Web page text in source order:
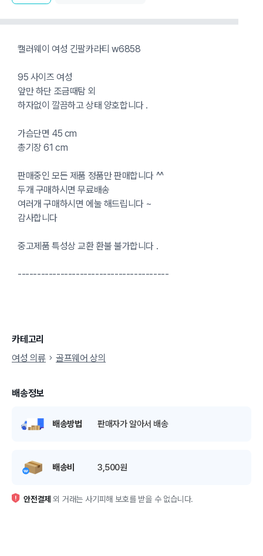
캘러웨이 여성 긴팔카라티 w6858
95 사이즈 여성
앞만 하단 조금때탐 외
하자없이 깔끔하고 상태 양호합니다 .
가슴단면 45 cm
총기장 61 cm
판매중인 모든 제품 정품만 판매합니다 ^^
두개 구매하시면 무료배송
여러개 구매하시면 에눌 해드립니다 ~
감사합니다
중고제품 특성상 교환 환불 불가합니다 .
---------------------------------------
카테고리
여성 의류
골프웨어 상의
배송정보
배송방법 판매자가 알아서 배송
배송비 3,500원
안전결제 외 거래는 사기피해 보호를 받을 수 없습니다.